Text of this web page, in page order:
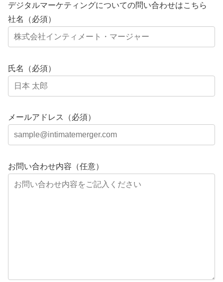
デジタルマーケティングについての問い合わせはこちら
社名（必須）
氏名（必須）
メールアドレス（必須）
お問い合わせ内容（任意）